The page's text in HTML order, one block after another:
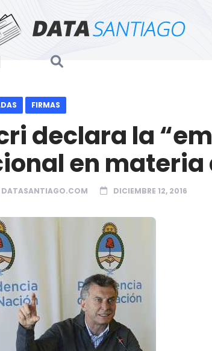
FIRMAS
declara la
en materia
DATASANTIAGO.COM DICIEMBRE 12, 2016